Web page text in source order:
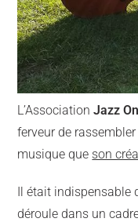
L’AssociationJazz
ferveur de
musique que son
Il était indispensable
déroule dans un